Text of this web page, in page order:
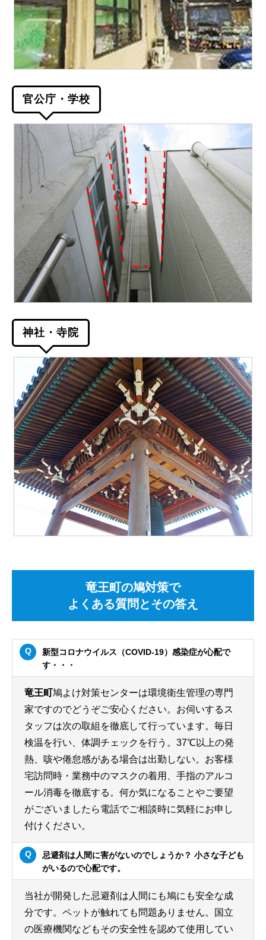
官公庁・学校
神社・寺院
竜王町の鳩対策で
よくある質問とその答え
新型コロナウイルス（COVID-19）感染症が心配で
す・・・
竜王町鳩よけ対策センターは環境衛生管理の専門
家ですのでどうぞご安心ください。お伺いするス
タッフは次の取組を徹底して行っています。毎日
検温を行い、体調チェックを行う。37℃以上の発
熱、咳や倦怠感がある場合は出勤しない。お客様
宅訪問時・業務中のマスクの着用、手指のアルコ
ール消毒を徹底する。何か気になることやご要望
がございましたら電話でご相談時に気軽にお申し
付けください。
忌避剤は人間に害がないのでしょうか？ 小さな子ども
がいるので心配です。
当社が開発した忌避剤は人間にも鳩にも安全な成
分です。ペットが触れても問題ありません。国立
の医療機関などもその安全性を認めて使用してい